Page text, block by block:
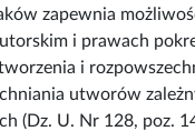
zapewnia
i prawach
i
utworów
(Dz. U. Nr 128, poz.